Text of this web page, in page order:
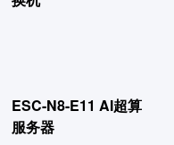
ESC-N8-E11 AI超算
服务器